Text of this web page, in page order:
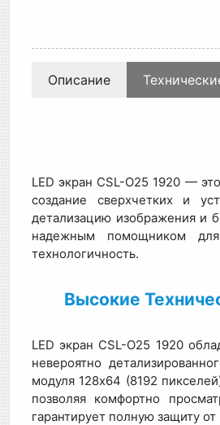
Описание
LED экран CSL-O25 1920 —
создание сверхчетких и
детализацию изображения и
надежным помощником
технологичность.
Высокие
LED экран CSL-O25 1920
невероятно
модуля 128x64 (8192
позволяя комфортно
гарантирует полную защиту